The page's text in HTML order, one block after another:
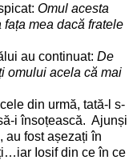
Omul acesta
mea dacă fratele
au continuat: De
omului acela că mai
din urmă, tată-l s-
i însoțească. Ajunși
au fost așezați în
Iosif din ce în ce